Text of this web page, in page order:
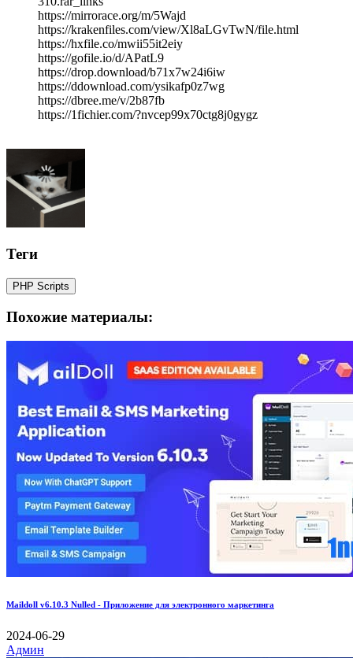
https://mirrorace.org/m/5Wajd
https://krakenfiles.com/view/Xl8aLGvTwN/file.html
https://hxfile.co/mwii55it2eiy
https://gofile.io/d/APatL9
https://drop.download/b71x7w24i6iw
https://ddownload.com/ysikafp0z7wg
https://dbree.me/v/2b87fb
https://1fichier.com/?nvcep99x70ctg8j0gygz
Теги
PHP Scripts
Похожие материалы:
Maildoll v6.10.3 Nulled - Приложение для электронного маркетинга
2024-06-29
Админ